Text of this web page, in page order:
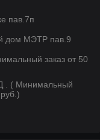
пав.7п
дом МЭТР пав.9
заказ от 50
. ( Минимальный